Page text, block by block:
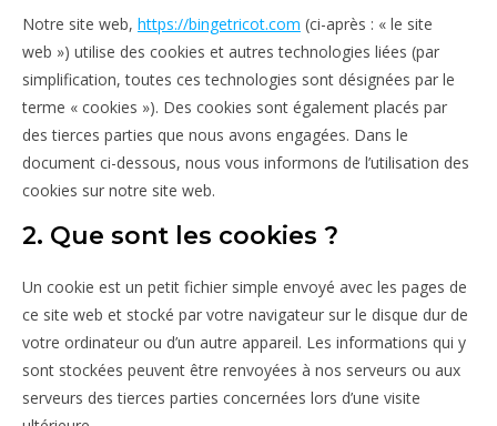
Notre site web, https://bingetricot.com (ci-après : « le site
web ») utilise des cookies et autres technologies liées (par
simplification, toutes ces technologies sont désignées par le
terme « cookies »). Des cookies sont également placés par
des tierces parties que nous avons engagées. Dans le
document ci-dessous, nous vous informons de l’utilisation des
cookies sur notre site web.
2. Que sont les cookies ?
Un cookie est un petit fichier simple envoyé avec les pages de
ce site web et stocké par votre navigateur sur le disque dur de
votre ordinateur ou d’un autre appareil. Les informations qui y
sont stockées peuvent être renvoyées à nos serveurs ou aux
serveurs des tierces parties concernées lors d’une visite